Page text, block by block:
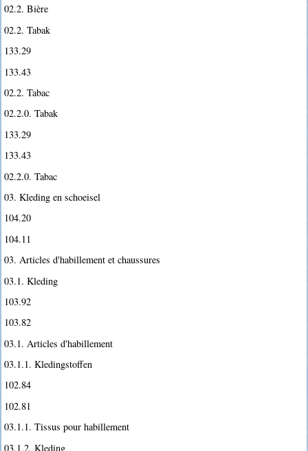
02.2. Bière
02.2. Tabak
133.29
133.43
02.2. Tabac
02.2.0. Tabak
133.29
133.43
02.2.0. Tabac
03. Kleding en schoeisel
104.20
104.11
03. Articles d'habillement et chaussures
03.1. Kleding
103.92
103.82
03.1. Articles d'habillement
03.1.1. Kledingstoffen
102.84
102.81
03.1.1. Tissus pour habillement
03.1.2. Kleding